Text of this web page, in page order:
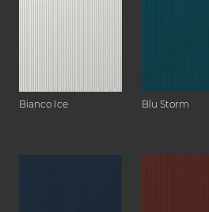
Bianco Ice Blu Storm